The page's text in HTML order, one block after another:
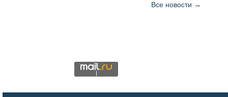
Все новости →